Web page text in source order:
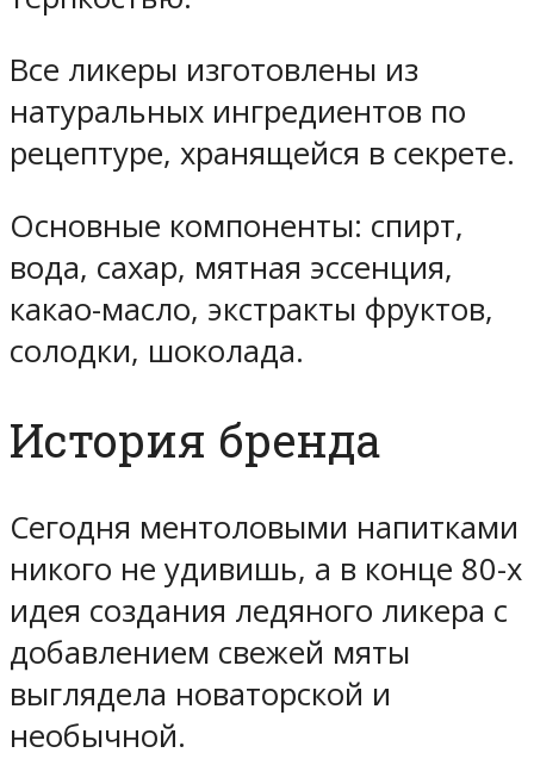
Все ликеры изготовлены из
натуральных ингредиентов по
рецептуре, хранящейся в секрете.
Основные компоненты: спирт,
вода, сахар, мятная эссенция,
какао-масло, экстракты фруктов,
солодки, шоколада.
История бренда
Сегодня ментоловыми напитками
никого не удивишь, а в конце 80-х
идея создания ледяного ликера c
добавлением свежей мяты
выглядела новаторской и
необычной.